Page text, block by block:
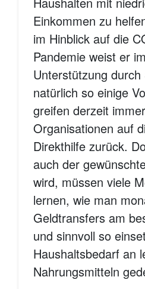
Einkommen zu
im Hinblick auf die
Pandemie weist er
Unterstützung
natürlich so einige
greifen derzeit
Organisationen auf
Direkthilfe zurück.
auch der
wird, müssen viele
lernen, wie man
Geldtransfers am
und sinnvoll so
Haushaltsbedarf an
Nahrungsmitteln